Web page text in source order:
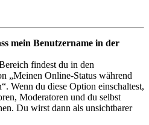
mein Benutzername in der
findest du in den
„Meinen Online-Status während
Wenn du diese Option einschaltest,
Moderatoren und du selbst
Du wirst dann als unsichtbarer